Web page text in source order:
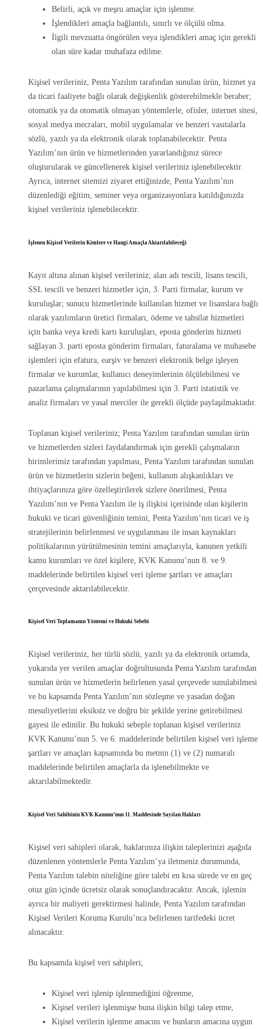
Belirli, açık ve meşru amaçlar için işlenme.
İşlendikleri amaçla bağlantılı, sınırlı ve ölçülü olma.
İlgili mevzuatta öngörülen veya işlendikleri amaç için gerekli
olan süre kadar muhafaza edilme.
Kişisel verileriniz, Penta Yazılım tarafından sunulan ürün, hizmet ya
da ticari faaliyete bağlı olarak değişkenlik gösterebilmekle beraber;
otomatik ya da otomatik olmayan yöntemlerle, ofisler, internet sitesi,
sosyal medya mecraları, mobil uygulamalar ve benzeri vasıtalarla
sözlü, yazılı ya da elektronik olarak toplanabilecektir. Penta
Yazılım’nın ürün ve hizmetlerinden yararlandığınız sürece
oluşturularak ve güncellenerek kişisel verileriniz işlenebilecektir.
Ayrıca, internet sitemizi ziyaret ettiğinizde, Penta Yazılım’nın
düzenlediği eğitim, seminer veya organizasyonlara katıldığınızda
kişisel verileriniz işlenebilecektir.
İşlenen Kişisel Verilerin Kimlere ve Hangi Amaçla Aktarılabileceği
Kayıt altına alınan kişisel verileriniz; alan adı tescili, lisans tescili,
SSL tescili ve benzeri hizmetler için, 3. Parti firmalar, kurum ve
kuruluşlar; sunucu hizmetlerinde kullanılan hizmet ve lisanslara bağlı
olarak yazılımların üretici firmaları, ödeme ve tahsilat hizmetleri
için banka veya kredi kartı kuruluşları, eposta gönderim hizmeti
sağlayan 3. parti eposta gönderim firmaları, faturalama ve muhasebe
işlemleri için efatura, earşiv ve benzeri elektronik belge işleyen
firmalar ve kurumlar, kullanıcı deneyimlerinin ölçülebilmesi ve
pazarlama çalışmalarının yapılabilmesi için 3. Parti istatistik ve
analiz firmaları ve yasal merciler ile gerekli ölçüde paylaşılmaktadır.
Toplanan kişisel verileriniz; Penta Yazılım tarafından sunulan ürün
ve hizmetlerden sizleri faydalandırmak için gerekli çalışmaların
birimlerimiz tarafından yapılması, Penta Yazılım tarafından sunulan
ürün ve hizmetlerin sizlerin beğeni, kullanım alışkanlıkları ve
ihtiyaçlarınıza göre özelleştirilerek sizlere önerilmesi, Penta
Yazılım’nın ve Penta Yazılım ile iş ilişkisi içerisinde olan kişilerin
hukuki ve ticari güvenliğinin temini, Penta Yazılım’nın ticari ve iş
stratejilerinin belirlenmesi ve uygulanması ile insan kaynakları
politikalarının yürütülmesinin temini amaçlarıyla, kanunen yetkili
kamu kurumları ve özel kişilere, KVK Kanunu’nun 8. ve 9.
maddelerinde belirtilen kişisel veri işleme şartları ve amaçları
çerçevesinde aktarılabilecektir.
Kişisel Veri Toplamanın Yöntemi ve Hukuki Sebebi
Kişisel verileriniz, her türlü sözlü, yazılı ya da elektronik ortamda,
yukarıda yer verilen amaçlar doğrultusunda Penta Yazılım tarafından
sunulan ürün ve hizmetlerin belirlenen yasal çerçevede sunulabilmesi
ve bu kapsamda Penta Yazılım’nın sözleşme ve yasadan doğan
mesuliyetlerini eksiksiz ve doğru bir şekilde yerine getirebilmesi
gayesi ile edinilir. Bu hukuki sebeple toplanan kişisel verileriniz
KVK Kanunu’nun 5. ve 6. maddelerinde belirtilen kişisel veri işleme
şartları ve amaçları kapsamında bu metnin (1) ve (2) numaralı
maddelerinde belirtilen amaçlarla da işlenebilmekte ve
aktarılabilmektedir.
Kişisel Veri Sahibinin KVK Kanunu’nun 11. Maddesinde Sayılan Hakları
Kişisel veri sahipleri olarak, haklarınıza ilişkin taleplerinizi aşağıda
düzenlenen yöntemlerle Penta Yazılım’ya iletmeniz durumunda,
Penta Yazılım talebin niteliğine göre talebi en kısa sürede ve en geç
otuz gün içinde ücretsiz olarak sonuçlandıracaktır. Ancak, işlemin
ayrıca bir maliyeti gerektirmesi halinde, Penta Yazılım tarafından
Kişisel Verileri Koruma Kurulu’nca belirlenen tarifedeki ücret
alınacaktır.
Bu kapsamda kişisel veri sahipleri;
Kişisel veri işlenip işlenmediğini öğrenme,
Kişisel verileri işlenmişse buna ilişkin bilgi talep etme,
Kişisel verilerin işlenme amacını ve bunların amacına uygun